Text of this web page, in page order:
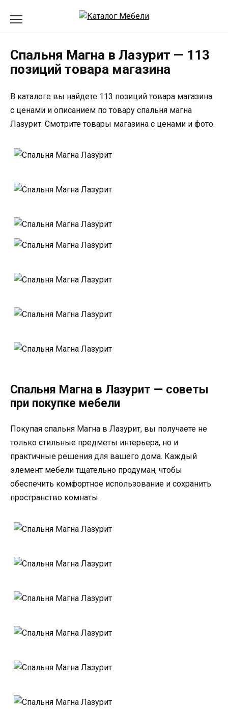
Спальня Магна в Лазурит — 113
позиций товара магазина
В каталоге вы найдете 113 позиций товара магазина
с ценами и описанием по товару спальня магна
Лазурит. Смотрите товары магазина с ценами и фото.
Спальня Магна в Лазурит — советы
при покупке мебели
Покупая спальня Магна в Лазурит, вы получаете не
только стильные предметы интерьера, но и
практичные решения для вашего дома. Каждый
элемент мебели тщательно продуман, чтобы
обеспечить комфортное использование и сохранить
пространство комнаты.